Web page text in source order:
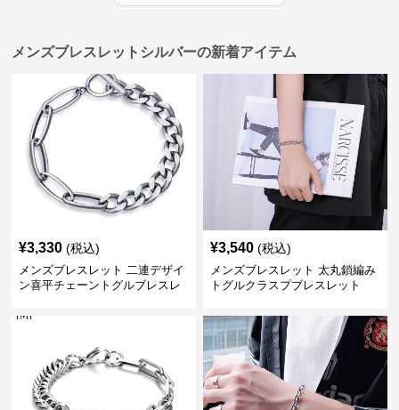
メンズブレスレットシルバーの新着アイテム
¥3,330 (税込)
メンズブレスレット 二連デザイ
ン喜平チェーントグルブレスレ
¥3,540 (税込)
メンズブレスレット 太丸鎖編み
トグルクラスプブレスレット